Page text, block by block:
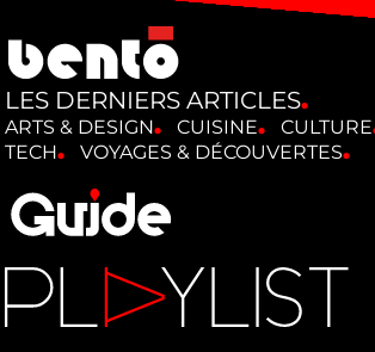
LES DERNIERS ARTICLES
ARTS & DESIGN CUISINE CULTURE
TECH
VOYAGES & DÉCOUVERTES